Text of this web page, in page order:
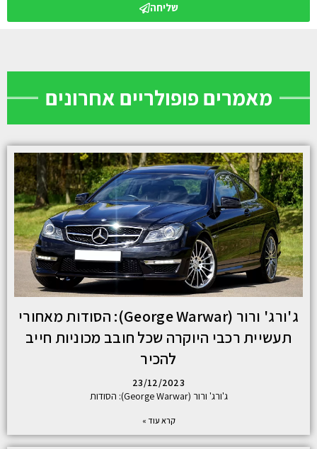
שליחה
מאמרים פופולריים אחרונים
ג'ורג' ורור (George Warwar): הסודות מאחורי
תעשיית רכבי היוקרה שכל חובב מכוניות חייב
להכיר
23/12/2023
ג'ורג' ורור (George Warwar): הסודות
קרא עוד »